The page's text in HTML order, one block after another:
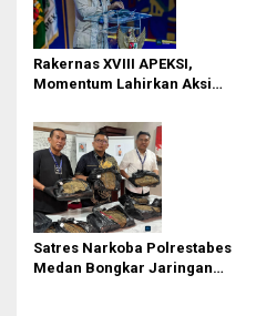
Rakernas XVIII APEKSI,
Momentum Lahirkan Aksi
Satres Narkoba Polrestabes
Medan Bongkar Jaringan